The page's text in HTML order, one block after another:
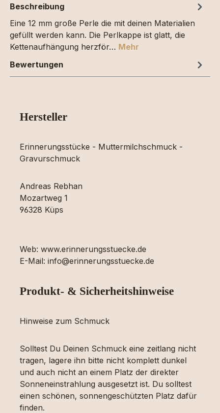
Beschreibung
Eine 12 mm große Perle die mit deinen Materialien
gefüllt werden kann. Die Perlkappe ist glatt, die
Kettenaufhängung herzför… Mehr
Bewertungen
Hersteller
Erinnerungsstücke - Muttermilchschmuck -
Gravurschmuck
Andreas Rebhan
Mozartweg 1
96328 Küps
Web: www.erinnerungsstuecke.de
E-Mail: info@erinnerungsstuecke.de
Produkt- & Sicherheitshinweise
Hinweise zum Schmuck
Solltest Du Deinen Schmuck eine zeitlang nicht
tragen, lagere ihn bitte nicht komplett dunkel
und auch nicht an einem Platz der direkter
Sonneneinstrahlung ausgesetzt ist. Du solltest
einen schönen, sonnengeschützten Platz dafür
finden.